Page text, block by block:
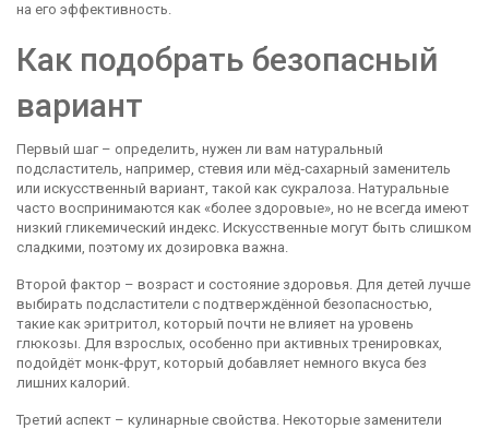
на его эффективность.
Как подобрать безопасный
вариант
Первый шаг – определить, нужен ли вам натуральный
подсластитель, например, стевия или мёд‑сахарный заменитель
или искусственный вариант, такой как сукралоза. Натуральные
часто воспринимаются как «более здоровые», но не всегда имеют
низкий гликемический индекс. Искусственные могут быть слишком
сладкими, поэтому их дозировка важна.
Второй фактор – возраст и состояние здоровья. Для детей лучше
выбирать подсластители с подтверждённой безопасностью,
такие как эритритол, который почти не влияет на уровень
глюкозы. Для взрослых, особенно при активных тренировках,
подойдёт монк‑фрут, который добавляет немного вкуса без
лишних калорий.
Третий аспект – кулинарные свойства. Некоторые заменители